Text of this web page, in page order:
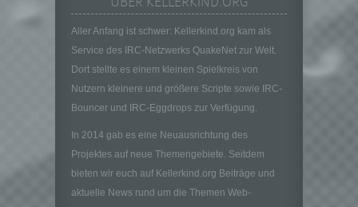
Aller Anfang ist schwer: Kellerkind.org kam als
Service des IRC-Netzwerks QuakeNet zur Welt.
Dort stellte es einem kleinen Spielkreis von
Nutzern kleinere und größere Scripte sowie IRC-
Bouncer und IRC-Eggdrops zur Verfügung.
In 2014 gab es eine Neuausrichtung des
Projektes auf neue Themengebiete. Seitdem
bieten wir euch auf Kellerkind.org Beiträge und
aktuelle News rund um die Themen Web-
dass die personenbezogenen Daten nicht
natürlichen Person zugewiesen werden.
g) Verantwortlicher oder für die Verarbeitung
Verantwortlicher
Verantwortlicher oder für die Verarbeitung
Verantwortlicher ist die natürliche oder
oder andere Stelle, die allein oder
gemeinsam mit anderen über die Zwecke
und Mittel der Verarbeitung von
personenbezogenen Daten entscheidet.